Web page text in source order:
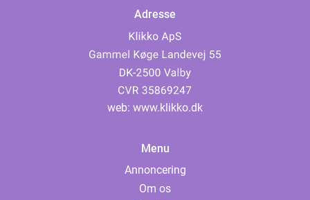
Adresse
web: www.klikko.dk
Menu
Annoncering
Om os